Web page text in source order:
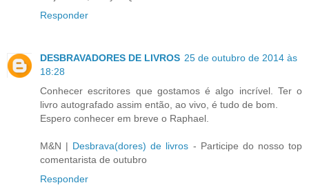
Responder
DESBRAVADORES DE LIVROS 25 de outubro de 2014 às
18:28
Conhecer escritores que gostamos é algo incrível. Ter o
livro autografado assim então, ao vivo, é tudo de bom.
Espero conhecer em breve o Raphael.
M&N | Desbrava(dores) de livros - Participe do nosso top
comentarista de outubro
Responder